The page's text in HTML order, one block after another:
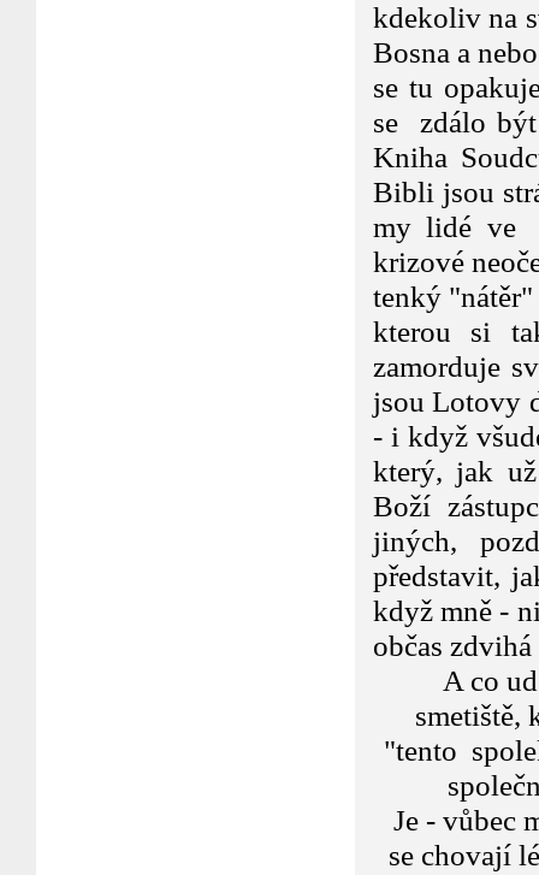
kdekoliv na
Bosna a
se tu
se zdálo
Kniha
Bibli jsou
my lidé ve
krizové
tenký
kterou si
zamorduje
jsou Lotovy
- i když
který, jak
Boží
jiných,
představit,
když mně -
občas
A co
smetiště,
"tento
Je - vůbec
se chovají